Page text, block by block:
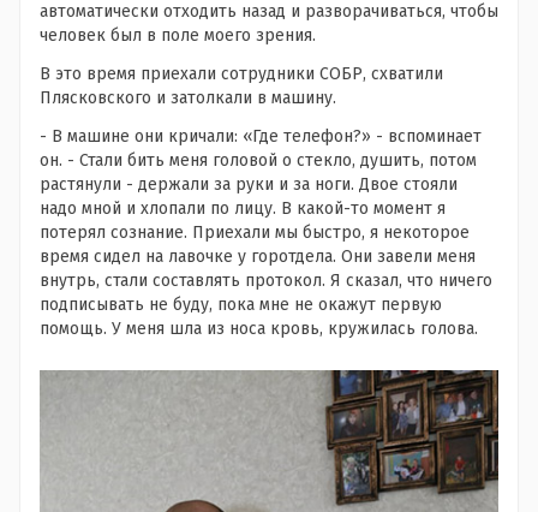
автоматически отходить назад и разворачиваться, чтобы
человек был в поле моего зрения.
В это время приехали сотрудники СОБР, схватили
Плясковского и затолкали в машину.
- В машине они кричали: «Где телефон?» - вспоминает
он. - Стали бить меня головой о стекло, душить, потом
растянули - держали за руки и за ноги. Двое стояли
надо мной и хлопали по лицу. В какой-то момент я
потерял сознание. Приехали мы быстро, я некоторое
время сидел на лавочке у горотдела. Они завели меня
внутрь, стали составлять протокол. Я сказал, что ничего
подписывать не буду, пока мне не окажут первую
помощь. У меня шла из носа кровь, кружилась голова.